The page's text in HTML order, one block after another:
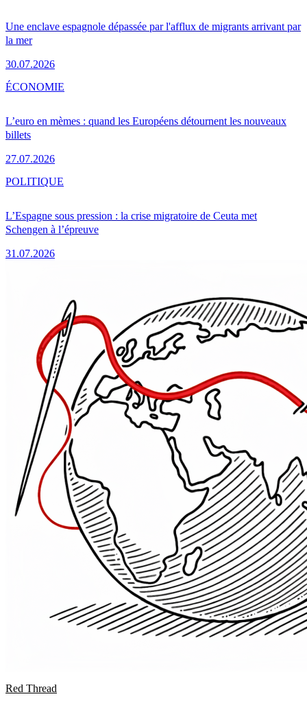
Une enclave espagnole dépassée par l'afflux de migrants arrivant par
la mer
30.07.2026
L’euro en mèmes : quand les Européens détournent les nouveaux
billets
27.07.2026
ÉCONOMIE
L’Espagne sous pression : la crise migratoire de Ceuta met
Schengen à l’épreuve
31.07.2026
POLITIQUE
Red Thread